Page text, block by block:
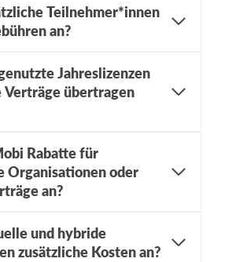
Teilnehmer*innen
an?
Jahreslizenzen
übertragen
Rabatte für
Organisationen oder
an?
und hybride
zusätzliche Kosten an?